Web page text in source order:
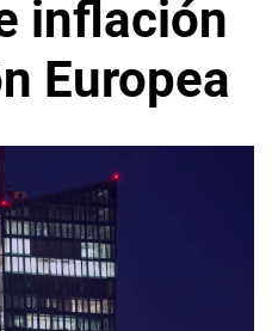
inflación
Europea